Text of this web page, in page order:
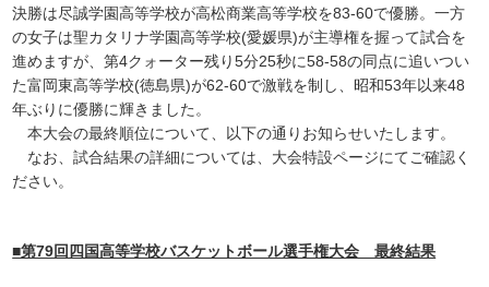
決勝は尽誠学園高等学校が高松商業高等学校を83-60で優勝。一方
の女子は聖カタリナ学園高等学校(愛媛県)が主導権を握って試合を
進めますが、第4クォーター残り5分25秒に58-58の同点に追いつい
た富岡東高等学校(徳島県)が62-60で激戦を制し、昭和53年以来48
年ぶりに優勝に輝きました。
本大会の最終順位について、以下の通りお知らせいたします。
なお、試合結果の詳細については、大会特設ページにてご確認く
ださい。
■第79回四国高等学校バスケットボール選手権大会 最終結果